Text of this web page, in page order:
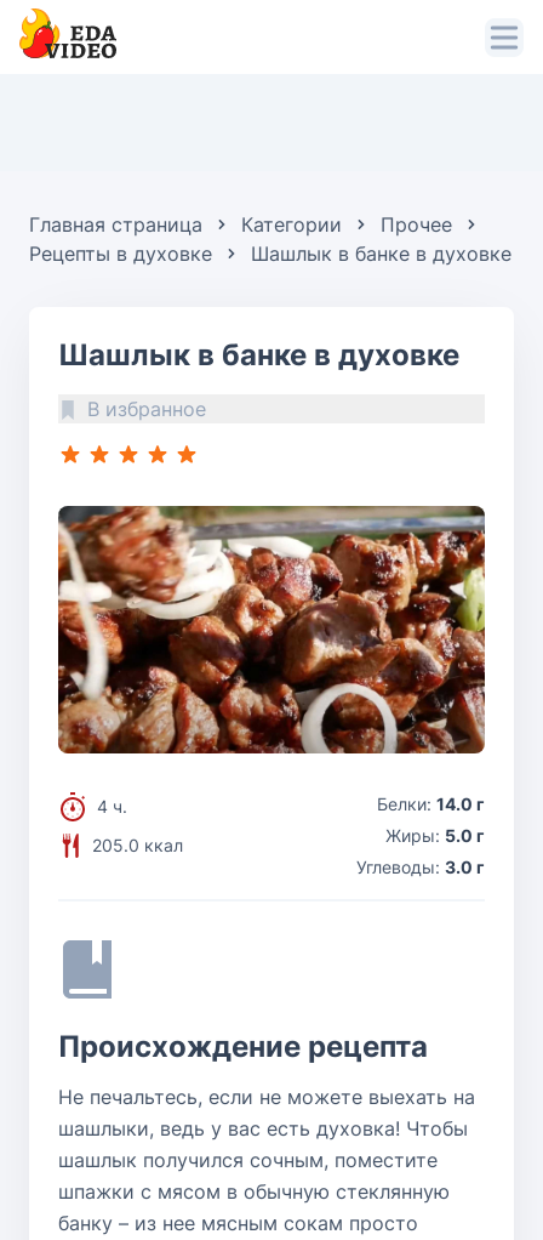
Главная страница Категории
Прочее
Рецепты в духовке
Шашлык в банке в духовке
Шашлык в банке в духовке
В избранное
4 ч.
205.0 ккал
Белки: 14.0 г
Жиры: 5.0 г
Углеводы: 3.0 г
Происхождение рецепта
Не печальтесь, если не можете выехать на
шашлыки, ведь у вас есть духовка! Чтобы
шашлык получился сочным, поместите
шпажки с мясом в обычную стеклянную
банку – из нее мясным сокам просто